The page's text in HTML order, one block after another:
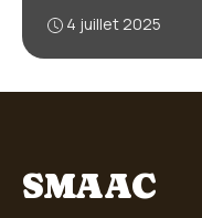
4 juillet 2025
SMAAC